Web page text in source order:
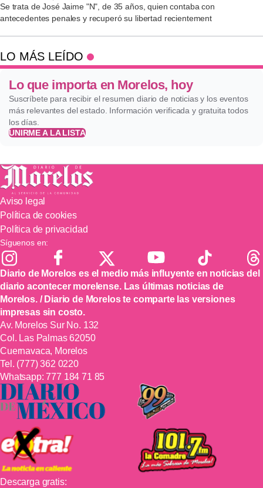
Se trata de José Jaime "N", de 35 años, quien contaba con
antecedentes penales y recuperó su libertad recientement
LO MÁS LEÍDO
Lo que importa en Morelos, hoy
Suscríbete para recibir el resumen diario de noticias y los eventos
más relevantes del estado. Información verificada y gratuita todos
los días.
UNIRME A LA LISTA
Aviso legal
Política de cookies
Política de privacidad
Síguenos en:
Diario de Morelos es el medio más influyente en noticias del
diario acontecer morelense. Las últimas noticias de
Morelos. / Diario de Morelos te comparte las versiones
impresas sin costo.
Av. Morelos Sur No. 132
Col. Las Palmas 62050
Cuernavaca, Morelos
Tel. (777) 362 0220
Whatsapp:777 184 71 85
Descarga gratis: